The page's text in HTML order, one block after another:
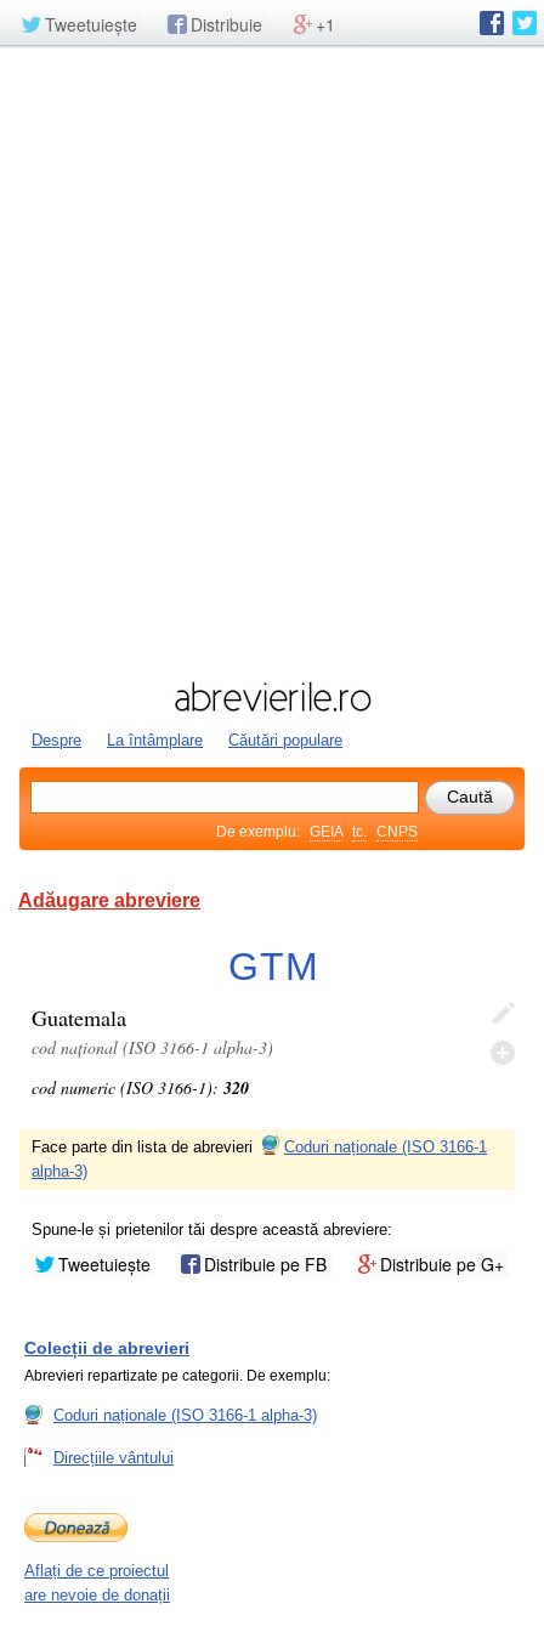
Tweetuiește Distribuie +1
Despre La întâmplare Căutări populare
De exemplu: GEIA tc. CNPS
Adăugare abreviere
GTM
Guatemala
cod național (ISO 3166-1 alpha-3)
cod numeric (ISO 3166-1): 320
Face parte din lista de abrevieri
Coduri naționale (ISO 3166-1
alpha-3)
Spune-le și prietenilor tăi despre această abreviere:
Tweetuiește Distribuie pe FB Distribuie pe G+
Colecții de abrevieri
Abrevieri repartizate pe categorii. De exemplu:
Coduri naționale (ISO 3166-1 alpha-3)
Direcțiile vântului
Aflați de ce proiectul
are nevoie de donații